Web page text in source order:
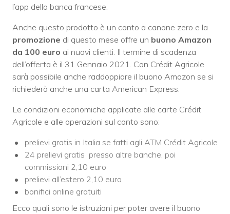
l’app della banca francese.
Anche questo prodotto è un conto a canone zero e la
promozione di questo mese offre un buono Amazon
da 100 euro ai nuovi clienti. Il termine di scadenza
dell’offerta è il 31 Gennaio 2021. Con Crédit Agricole
sarà possibile anche raddoppiare il buono Amazon se si
richiederà anche una carta American Express.
Le condizioni economiche applicate alle carte Crédit
Agricole e alle operazioni sul conto sono:
prelievi gratis in Italia se fatti agli ATM Crédit Agricole
24 prelievi gratis presso altre banche, poi
commissioni 2,10 euro
prelievi all’estero 2,10 euro
bonifici online gratuiti
Ecco quali sono le istruzioni per poter avere il buono